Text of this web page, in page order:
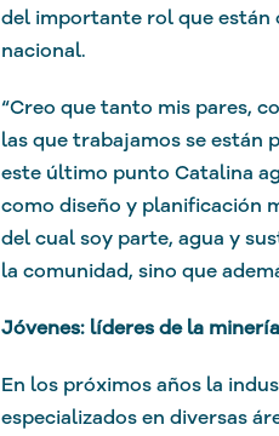
del importante rol que están
nacional.
“Creo que tanto mis pares,
las que trabajamos se están
este último punto Catalina
como diseño y planificación
del cual soy parte, agua y
la comunidad, sino que
Jóvenes: líderes de la
En los próximos años la
especializados en diversas